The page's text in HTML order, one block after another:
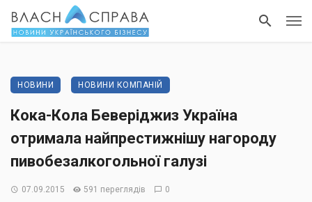
НОВИНИ НОВИНИ КОМПАНІЙ
Кока-Кола Беверіджиз Україна
отримала найпрестижнішу нагороду
пивобезалкогольної галузі
07.09.2015 591 переглядів 0